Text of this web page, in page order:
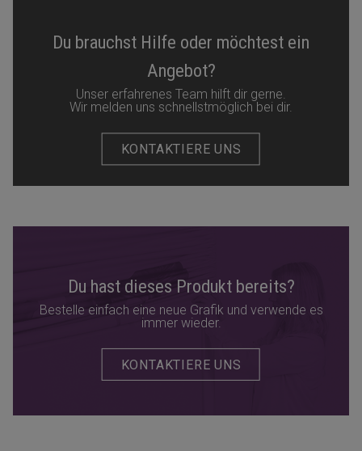
Du brauchst Hilfe oder möchtest ein
Angebot?
Unser erfahrenes Team hilft dir gerne.
Wir melden uns schnellstmöglich bei dir.
KONTAKTIERE UNS
Du hast dieses Produkt bereits?
Bestelle einfach eine neue Grafik und verwende es
immer wieder.
KONTAKTIERE UNS